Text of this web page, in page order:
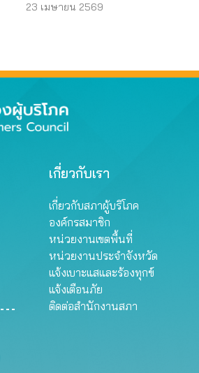
23 เมษายน 2569
เกี่ยวกับเรา
เกี่ยวกับสภาผู้บริโภค
องค์กรสมาชิก
หน่วยงานเขตพื้นที่
หน่วยงานประจำจังหวัด
แจ้งเบาะแสและร้องทุกข์
แจ้งเตือนภัย
ติดต่อสำนักงานสภา